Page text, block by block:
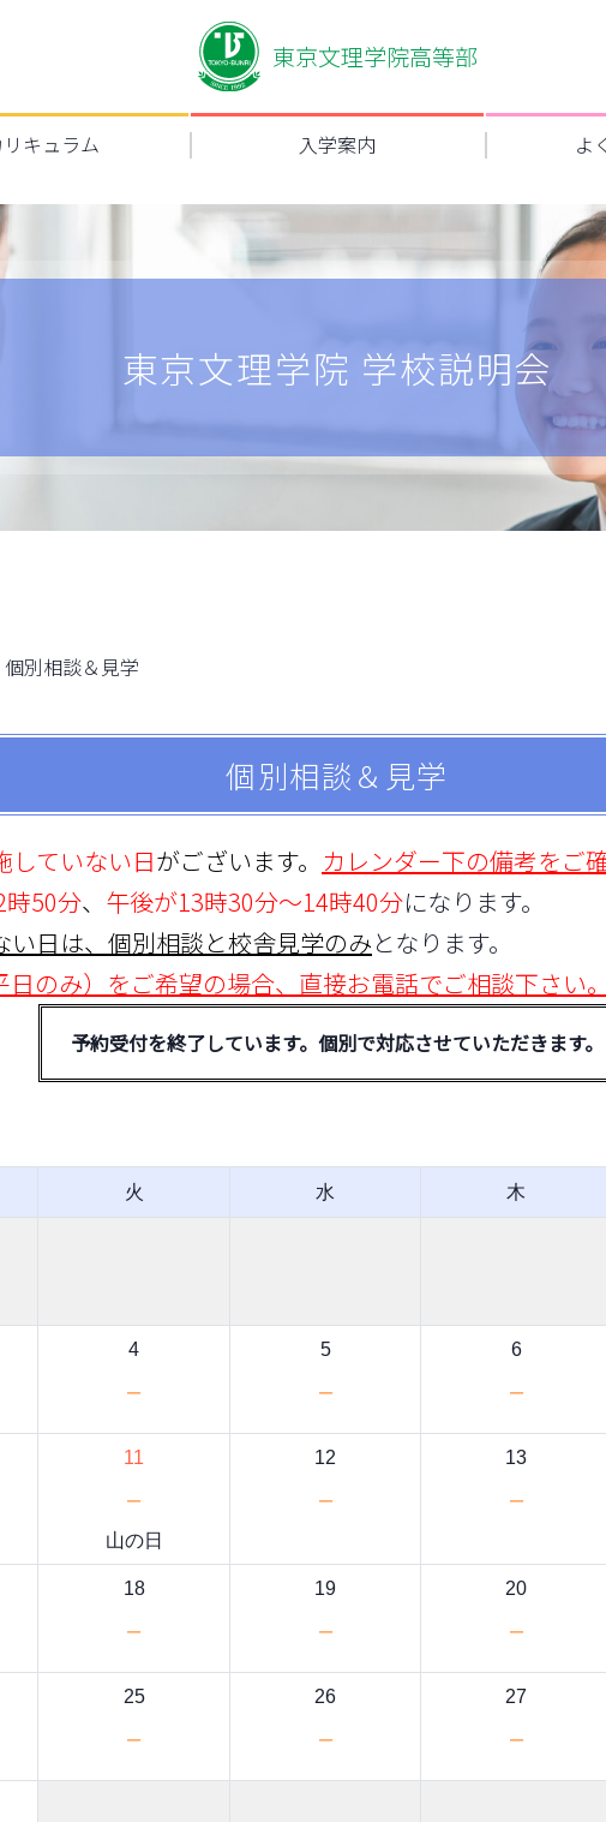
東京文理学院高等部
リキュラム 入学案内 よ
東京文理学院 学校説明会
個別相談＆見学
個別相談＆見学
していない日がございます。 カレンダー下の備考をご
50分、 午後が13時30分～14時40分になります。
日は、個別相談と校舎見学のみとなります。
日のみ）をご希望の場合、直接お電話でご相談下さい。
予約受付を終了しています。個別で対応させていただきます。
火 水 木
4
－
5
－
6
－
11
－
山の日
12
－
13
－
18
－
19
－
20
－
25
－
26
－
27
－